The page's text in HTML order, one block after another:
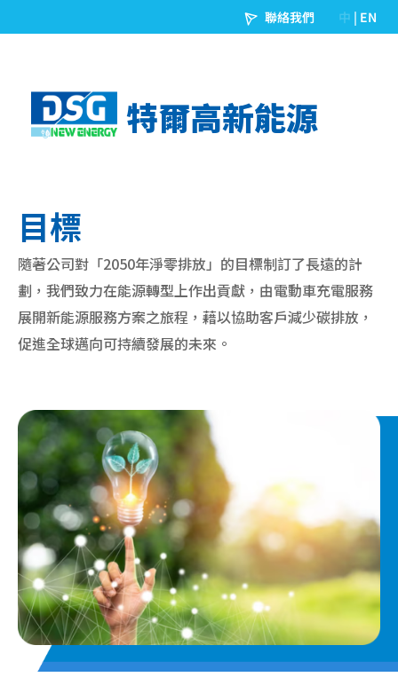
特爾高新能源
目標
隨著公司對「2050年淨零排放」的目標制訂了長遠的計
劃，我們致力在能源轉型上作出貢獻，由電動車充電服務
展開新能源服務方案之旅程，藉以協助客戶減少碳排放，
促進全球邁向可持續發展的未來。